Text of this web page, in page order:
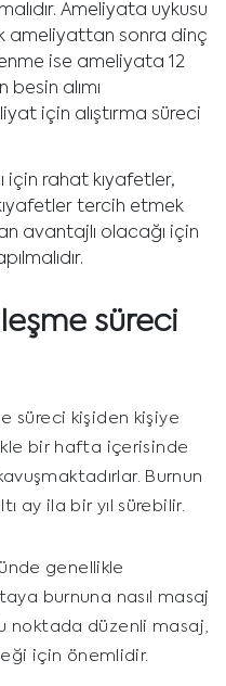
Ameliyata uykusu
ameliyattan sonra dinç
ise ameliyata 12
alımı
için alıştırma süreci
için rahat kıyafetler,
tercih etmek
avantajlı olacağı için
süreci
süreci kişiden kişiye
bir hafta içerisinde
Burnun
ay ila bir yıl sürebilir.
genellikle
burnuna nasıl masaj
noktada düzenli masaj,
için önemlidir.